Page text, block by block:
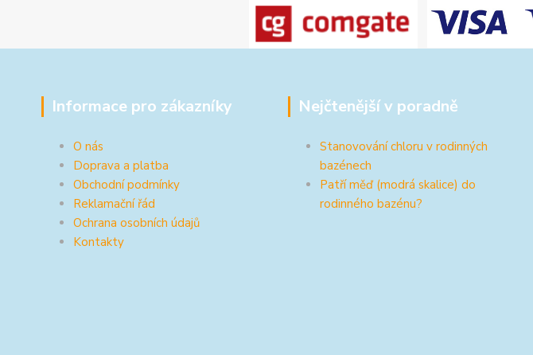
Informace pro zákazníky
O nás
Doprava a platba
Obchodní podmínky
Reklamační řád
Ochrana osobních údajů
Kontakty
Nejčtenější v poradně
Stanovování chloru v rodinných
bazénech
Patří měď (modrá skalice) do
rodinného bazénu?